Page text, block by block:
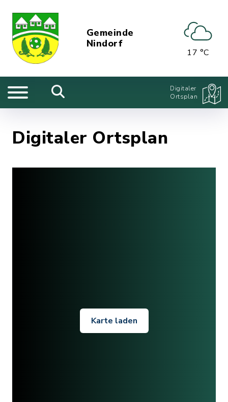
Gemeinde
Nindorf
17 °C
Digitaler
Ortsplan
Digitaler Ortsplan
Karte laden